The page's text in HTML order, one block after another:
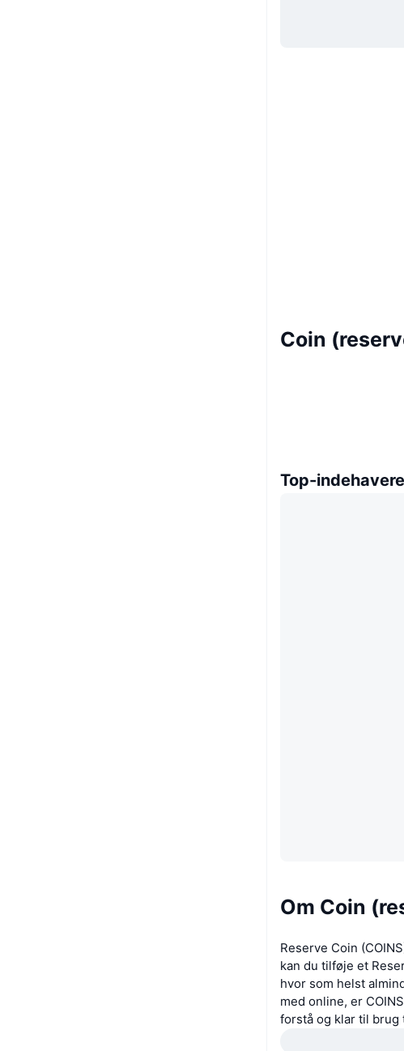
Coin
Top-indehavere
Om Coin
Reserve Coin
kan du tilføje et
hvor som helst
med online, er
forstå og klar til